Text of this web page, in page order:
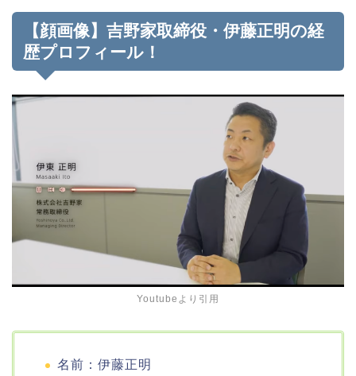
【顔画像】吉野家取締役・伊藤正明の経
歴プロフィール！
Youtubeより引用
名前：伊藤正明